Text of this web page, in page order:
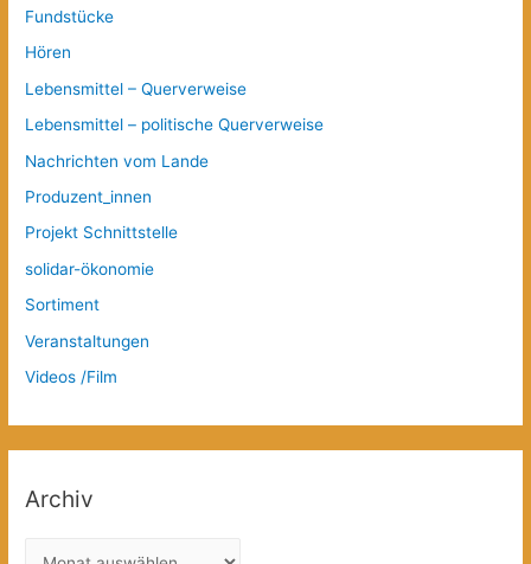
Fundstücke
Hören
Lebensmittel – Querverweise
Lebensmittel – politische Querverweise
Nachrichten vom Lande
Produzent_innen
Projekt Schnittstelle
solidar-ökonomie
Sortiment
Veranstaltungen
Videos /Film
Archiv